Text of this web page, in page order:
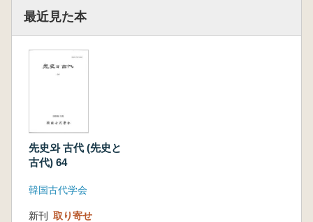
最近見た本
先史와 古代 (先史と
古代) 64
韓国古代学会
新刊 取り寄せ